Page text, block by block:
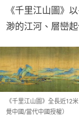
《千里江山圖》
渺的江河、層巒
《千里江山圖》全長近12
覺中國/當代中國授權）